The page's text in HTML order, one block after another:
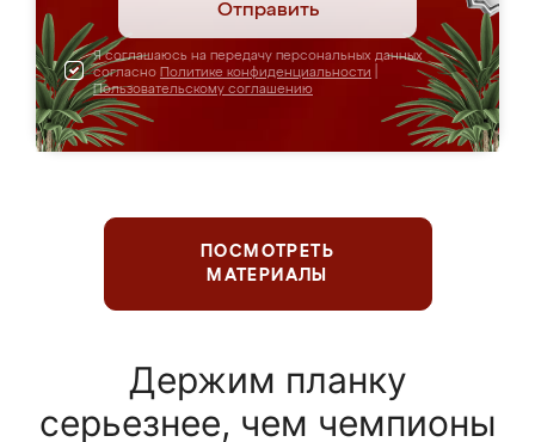
Отправить
Я соглашаюсь на передачу персональных данных
согласно Политике конфиденциальности
Пользовательскому соглашению
ПОСМОТРЕТЬ
МАТЕРИАЛЫ
Держим планку
серьезнее, чем чемпионы